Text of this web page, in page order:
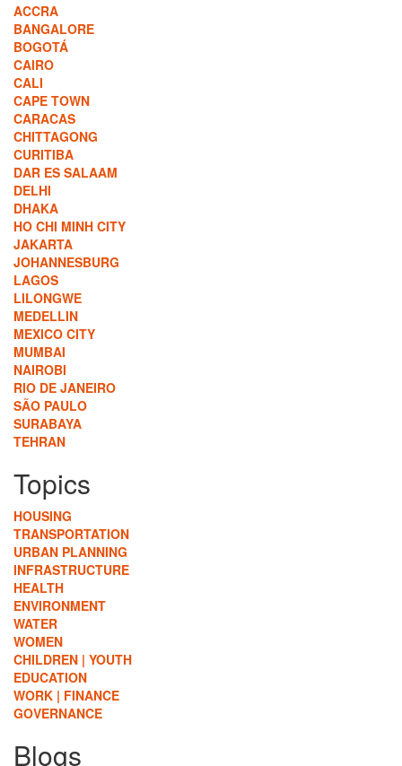
ACCRA
BANGALORE
BOGOTÁ
CAIRO
CALI
CAPE TOWN
CARACAS
CHITTAGONG
CURITIBA
DAR ES SALAAM
DELHI
DHAKA
HO CHI MINH CITY
JAKARTA
JOHANNESBURG
LAGOS
LILONGWE
MEDELLIN
MEXICO CITY
MUMBAI
NAIROBI
RIO DE JANEIRO
SÃO PAULO
SURABAYA
TEHRAN
Topics
HOUSING
TRANSPORTATION
URBAN PLANNING
INFRASTRUCTURE
HEALTH
ENVIRONMENT
WATER
WOMEN
CHILDREN | YOUTH
EDUCATION
WORK | FINANCE
GOVERNANCE
Blogs